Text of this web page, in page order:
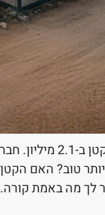
לך מה באמת קורה.